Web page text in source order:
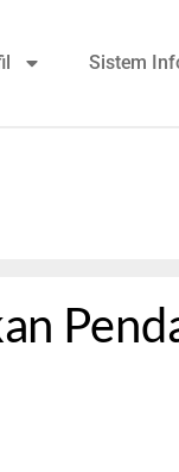
Sistem